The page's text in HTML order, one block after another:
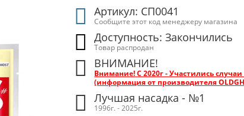
Артикул: СП0041
Сообщите этот код менеджеру магазина
Доступность: Закончились
Товар распродан
ВНИМАНИЕ!
Внимание! С 2020г - Участились
(информация от производителя
Лучшая насадка - №1
1996г. - 2025г.